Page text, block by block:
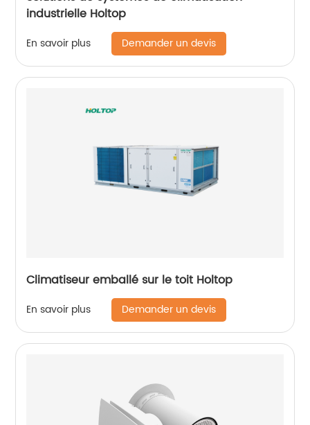
industrielle Holtop
En savoir plus Demander un devis
Climatiseur emballé sur le toit Holtop
En savoir plus Demander un devis